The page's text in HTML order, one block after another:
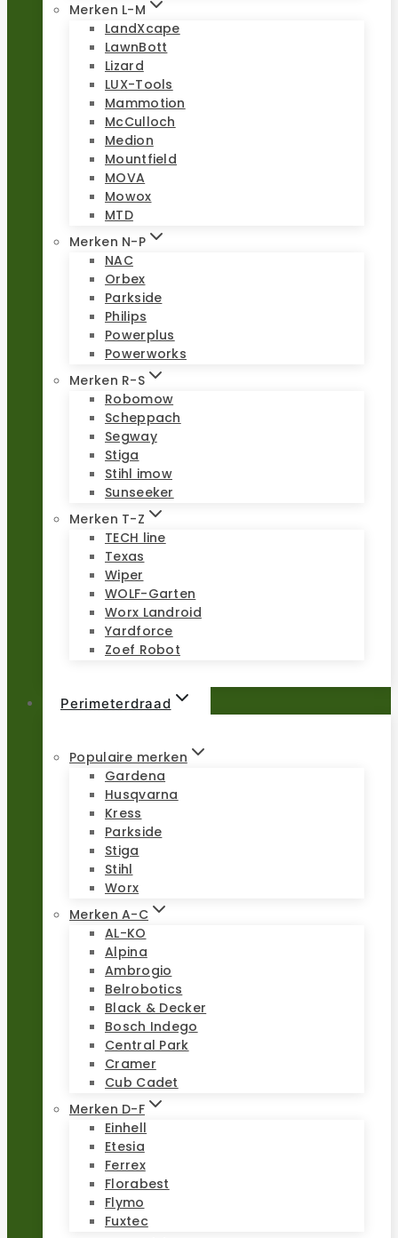
Merken L-M
LandXcape
LawnBott
Lizard
LUX-Tools
Mammotion
McCulloch
Medion
Mountfield
MOVA
Mowox
MTD
Merken N-P
NAC
Orbex
Parkside
Philips
Powerplus
Powerworks
Merken R-S
Robomow
Scheppach
Segway
Stiga
Stihl imow
Sunseeker
Merken T-Z
TECH line
Texas
Wiper
WOLF-Garten
Worx Landroid
Yardforce
Zoef Robot
Perimeterdraad
Populaire merken
Gardena
Husqvarna
Kress
Parkside
Stiga
Stihl
Worx
Merken A-C
AL-KO
Alpina
Ambrogio
Belrobotics
Black & Decker
Bosch Indego
Central Park
Cramer
Cub Cadet
Merken D-F
Einhell
Etesia
Ferrex
Florabest
Flymo
Fuxtec